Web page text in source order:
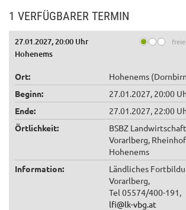
1 VERFÜGBARER TERMIN
27.01.2027, 20:00 Uhr
Hohenems
Ort:
Hohenems
Beginn:
27.01.2027, 20:00
Ende:
27.01.2027, 22:00
Örtlichkeit:
BSBZ
Vorarlberg,
Hohenems
Information:
Ländliches
Vorarlberg,
Tel 05574/400-191,
lfi@lk-vbg.at